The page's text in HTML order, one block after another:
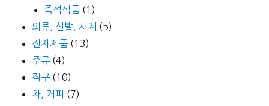
즉석식품 (1)
의류, 신발, 시계
(5)
전자제품 (13)
주류 (4)
직구 (10)
차, 커피 (7)